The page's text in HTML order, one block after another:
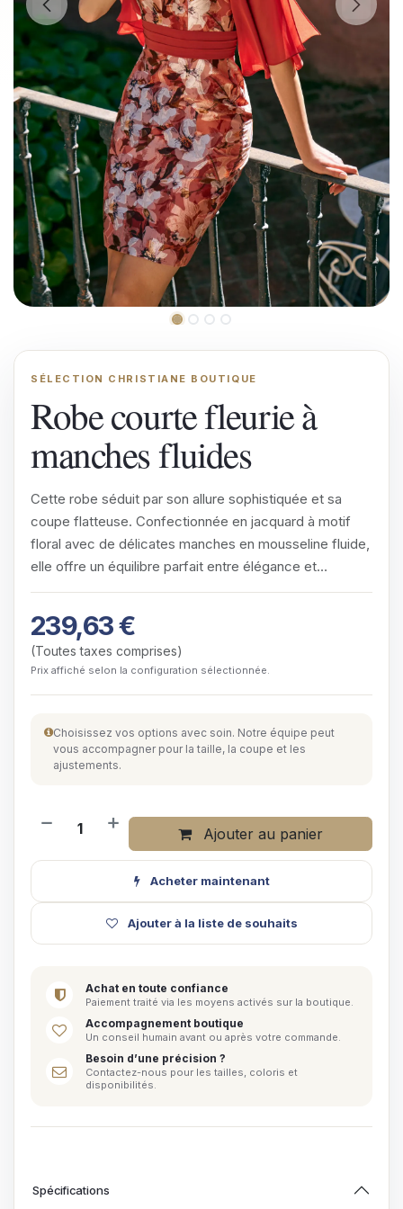
SÉLECTION CHRISTIANE BOUTIQUE
Robe courte fleurie à
manches fluides
Cette robe séduit par son allure sophistiquée et sa
coupe flatteuse. Confectionnée en jacquard à motif
floral avec de délicates manches en mousseline fluide,
elle offre un équilibre parfait entre élégance et…
239,63€
(Toutes taxes comprises)
Prix affiché selon la configuration sélectionnée.
Choisissez vos options avec soin. Notre équipe peut
vous accompagner pour la taille, la coupe et les
ajustements.
Ajouter au panier
Acheter maintenant
Ajouter à la liste de souhaits
Achat en toute confiance
Paiement traité via les moyens activés sur la boutique.
Accompagnement boutique
Un conseil humain avant ou après votre commande.
Besoin d’une précision ?
Contactez-nous pour les tailles, coloris et
disponibilités.
Spécifications